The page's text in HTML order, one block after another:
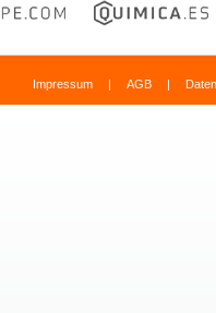
Impressum | AGB |